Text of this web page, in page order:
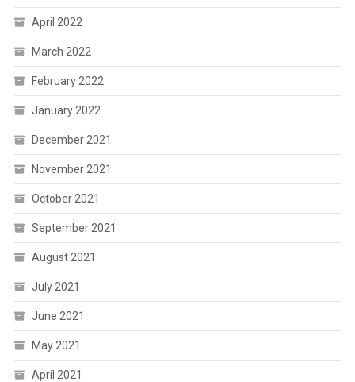
April 2022
March 2022
February 2022
January 2022
December 2021
November 2021
October 2021
September 2021
August 2021
July 2021
June 2021
May 2021
April 2021